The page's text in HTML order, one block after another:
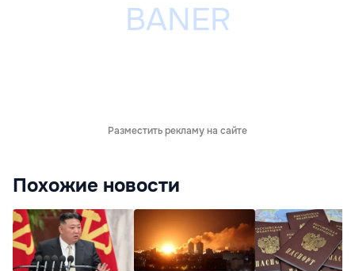
Разместить рекламу на сайте
Похожие новости